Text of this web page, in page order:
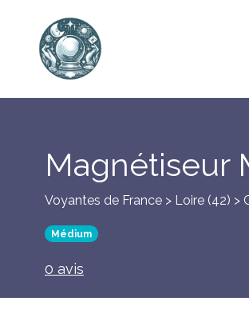
Magnétiseur
Voyantes de France > Loire (42) >
Médium
0 avis